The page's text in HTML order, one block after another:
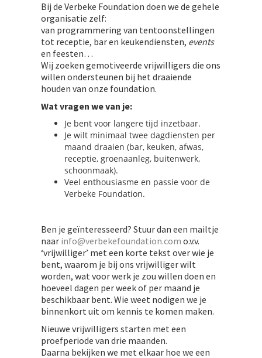
Bij de Verbeke Foundation doen we de gehele
organisatie zelf:
van programmering van tentoonstellingen
tot receptie, bar en keukendiensten, events
en feesten…
Wij zoeken gemotiveerde vrijwilligers die ons
willen ondersteunen bij het draaiende
houden van onze foundation.
Wat vragen we van je:
Je bent voor langere tijd inzetbaar.
Je wilt minimaal twee dagdiensten per
maand draaien (bar, keuken, afwas,
receptie, groenaanleg, buitenwerk,
schoonmaak).
Veel enthousiasme en passie voor de
Verbeke Foundation.
Ben je geïnteresseerd? Stuur dan een mailtje
naar info@verbekefoundation.com o.v.v.
‘vrijwilliger’ met een korte tekst over wie je
bent, waarom je bij ons vrijwilliger wilt
worden, wat voor werk je zou willen doen en
hoeveel dagen per week of per maand je
beschikbaar bent. Wie weet nodigen we je
binnenkort uit om kennis te komen maken.
Nieuwe vrijwilligers starten met een
proefperiode van drie maanden.
Daarna bekijken we met elkaar hoe we een